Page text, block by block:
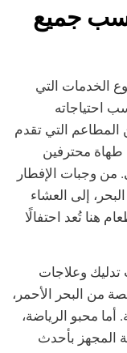
جميع
الخدمات التي
احتياجاته
التي تقدم
طهاة محترفين
وجبات الإفطار
إلى العشاء
هنا تُعد احتفالًا
تدليك وعلاجات
من البحر الأحمر،
محبو الرياضة،
المجهز بأحدث